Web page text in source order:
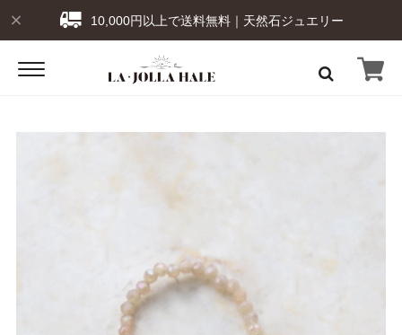
10,000円以上で送料無料｜天然石ジュエリー